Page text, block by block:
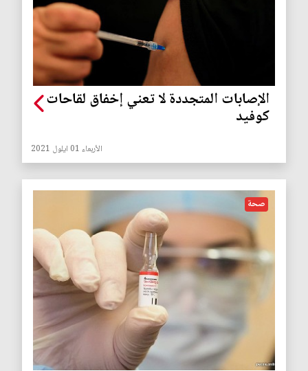
الإصابات المتجددة لا تعني إخفاق لقاحات
كوفيد
الأربعاء 01 ايلول 2021
صحة